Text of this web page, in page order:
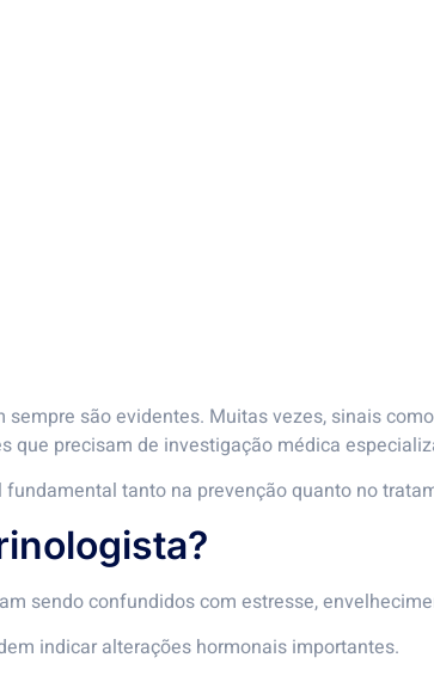
são evidentes. Muitas vezes, sinais
que precisam de investigação médica
tanto na prevenção quanto no
sendo confundidos com estresse,
indicar alterações hormonais importantes.